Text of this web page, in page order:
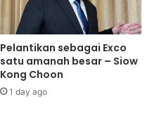
Pelantikan sebagai Exco
satu amanah besar – Siow
Kong Choon
1 day ago